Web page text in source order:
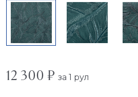
12 300 ₽ за 1 рул